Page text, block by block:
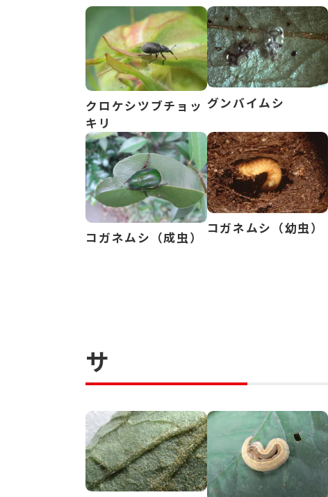
クロケシツブチョッ
キリ
グンバイムシ
コガネムシ（成虫）
コガネムシ（幼虫）
サ